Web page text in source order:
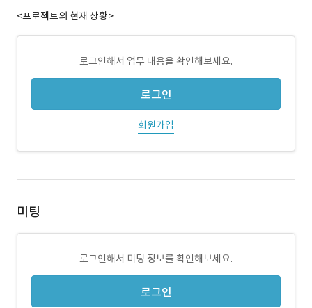
<프로젝트의 현재 상황>
로그인해서 업무 내용을 확인해보세요.
로그인
회원가입
미팅
로그인해서 미팅 정보를 확인해보세요.
로그인